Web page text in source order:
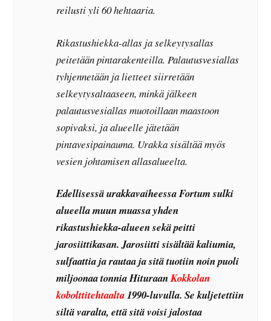
reilusti yli 60 hehtaaria.
Rikastushiekka-allas ja selkeytysallas
peitetään pintarakenteilla. Palautusvesiallas
tyhjennetään ja lietteet siirretään
selkeytysaltaaseen, minkä jälkeen
palautusvesiallas muotoillaan maastoon
sopivaksi, ja alueelle jätetään
pintavesipainauma. Urakka sisältää myös
vesien johtamisen allasalueelta.
Edellisessä urakkavaiheessa Fortum sulki
alueella muun muassa yhden
rikastushiekka-alueen sekä peitti
jarosiittikasan. Jarosiitti sisältää kaliumia,
sulfaattia ja rautaa ja sitä tuotiin noin puoli
miljoonaa tonnia HituraanKokkolan
kobolttitehtaalta1990-luvulla. Se kuljetettiin
siltä varalta, että sitä voisi jalostaa